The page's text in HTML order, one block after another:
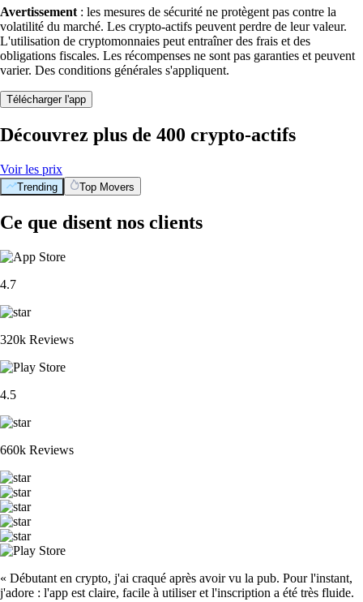
Avertissement : les mesures de sécurité ne protègent pas contre la
volatilité du marché. Les crypto-actifs peuvent perdre de leur valeur.
L'utilisation de cryptomonnaies peut entraîner des frais et des
obligations fiscales. Les récompenses ne sont pas garanties et peuvent
varier. Des conditions générales s'appliquent.
Télécharger l'app
Découvrez plus de 400 crypto-actifs
Voir les prix
Trending Top Movers
Ce que disent nos clients
4.7
320k Reviews
4.5
660k Reviews
« Débutant en crypto, j'ai craqué après avoir vu la pub. Pour l'instant,
j'adore : l'app est claire, facile à utiliser et l'inscription a été très fluide.